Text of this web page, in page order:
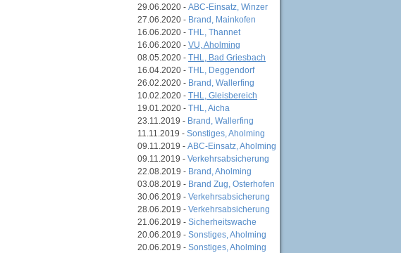
29.06.2020 - ABC-Einsatz, Winzer
27.06.2020 - Brand, Mainkofen
16.06.2020 - THL, Thannet
16.06.2020 - VU, Aholming
08.05.2020 - THL, Bad Griesbach
16.04.2020 - THL, Deggendorf
26.02.2020 - Brand, Wallerfing
10.02.2020 - THL, Gleisbereich
19.01.2020 - THL, Aicha
23.11.2019 - Brand, Wallerfing
11.11.2019 - Sonstiges, Aholming
09.11.2019 - ABC-Einsatz, Aholming
09.11.2019 - Verkehrsabsicherung
22.08.2019 - Brand, Aholming
03.08.2019 - Brand Zug, Osterhofen
30.06.2019 - Verkehrsabsicherung
28.06.2019 - Verkehrsabsicherung
21.06.2019 - Sicherheitswache
20.06.2019 - Sonstiges, Aholming
20.06.2019 - Sonstiges, Aholming